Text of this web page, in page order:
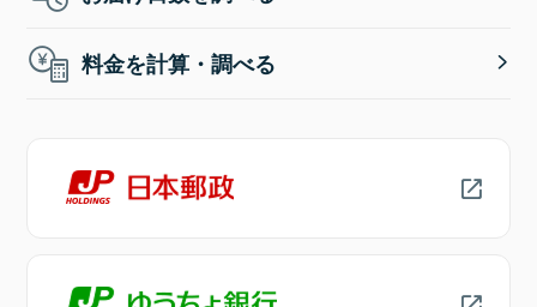
料金を計算・調べる